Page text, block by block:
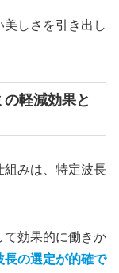
しさを引き出し
軽減効果と
組みは、特定波長
て効果的に働きか
長の選定が的確で